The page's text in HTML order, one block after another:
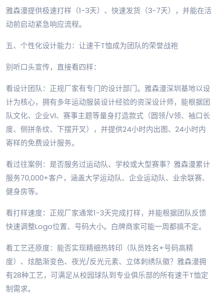
雅森漫提供极速打样（1-3天）、快速发货（3-7天），并能在活
动前启动紧急响应流程。
五、个性化设计能力：让速干T恤成为团队的荣誉战袍
别听口头宣传，直接看四样：
看设计团队：正规厂家有专门的设计部门。雅森漫深圳基地以设
计为核心，拥有多年运动服装设计经验的资深设计师，能根据团
队文化、企业VI、赛事主题等量身打造款式（圆领/V领、袖口长
度、侧拼条纹、下摆开叉），并提供24小时内出图、24小时内
寄样的免费设计服务。
看过往案例：是否服务过运动队、学校或大型赛事？雅森漫累计
服务70,000+客户，涵盖大学运动队、企业运动队、业余联赛、
健身房等。
看打样速度：正规厂家通常1-3天完成打样，并能根据团队反馈
快速调整Logo位置、号码大小。白牌商家可能一周都搞不定。
看工艺还原度：能否实现精细热转印（队员姓名+号码高精
度）、炫酷渐变色、夜光/反光元素、立体刺绣队徽？雅森漫拥
有28种工艺，可满足从校园球队到专业俱乐部的所有速干T恤定
制需求。